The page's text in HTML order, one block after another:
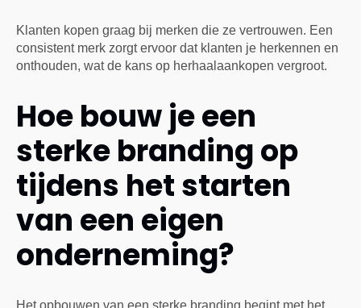
Klanten kopen graag bij merken die ze vertrouwen. Een
consistent merk zorgt ervoor dat klanten je herkennen en
onthouden, wat de kans op herhaalaankopen vergroot.
Hoe bouw je een
sterke branding op
tijdens het starten
van een eigen
onderneming?
Het opbouwen van een sterke branding begint met het